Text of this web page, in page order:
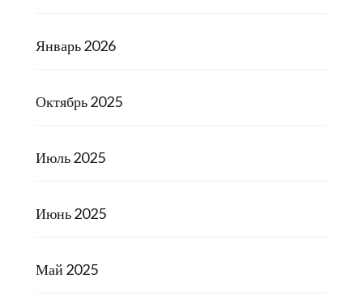
Январь 2026
Октябрь 2025
Июль 2025
Июнь 2025
Май 2025